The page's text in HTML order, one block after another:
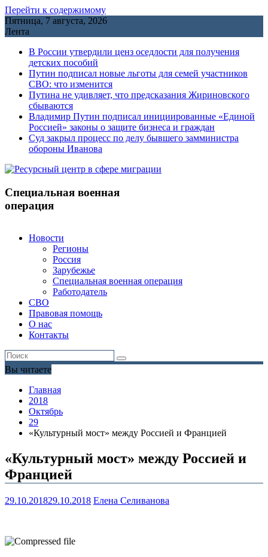
Перейти к содержимому
Пятница, 7 августа, 2026
Лента
В России утвердили ценз оседлости для получения
детских пособий
Путин подписал новые льготы для семей участников
СВО: что изменится
Путина не удивляет, что предсказания Жириновского
сбываются
Владимир Путин подписал инициированные «Единой
Россией» законы о защите бизнеса и граждан
Cуд закрыл процесс по делу бывшего замминистра
обороны Иванова
Специальная военная
операция
Новости
Регионы
Россия
Зарубежье
Специальная военная операция
Работодатель
СВО
Правовая помощь
О нас
Контакты
Вы читаете
Главная
2018
Октябрь
29
«Культурный мост» между Россией и Францией
«Культурный мост» между Россией и
Францией
29.10.201829.10.2018 Елена Селиванова